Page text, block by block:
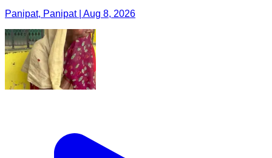
Panipat, Panipat | Aug 8, 2026